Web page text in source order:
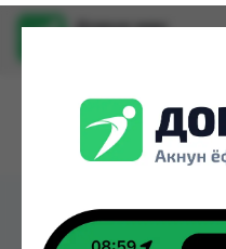
Доруи ман